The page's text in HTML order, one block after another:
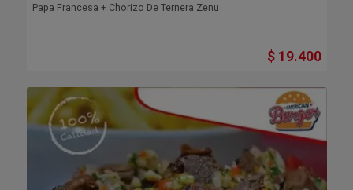
Papa Francesa + Chorizo De Ternera Zenu
$ 19.400